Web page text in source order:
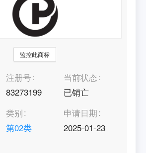
监控此商标
注册号
83273199
当前状态
已销亡
类别
第02类
申请日期
2025-01-23